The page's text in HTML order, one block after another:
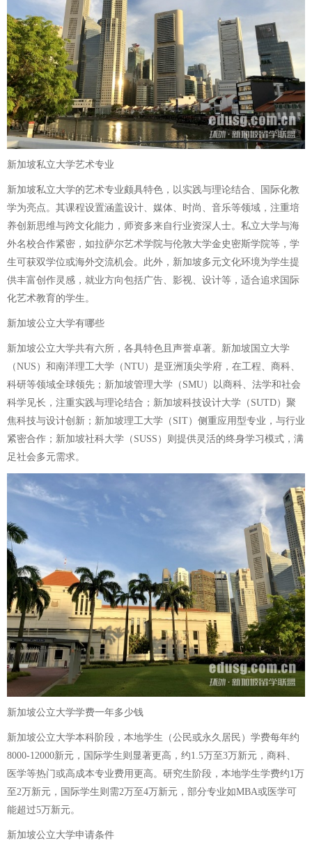
新加坡私立大学艺术专业
新加坡私立大学的艺术专业颇具特色，以实践与理论结合、国际化教
学为亮点。其课程设置涵盖设计、媒体、时尚、音乐等领域，注重培
养创新思维与跨文化能力，师资多来自行业资深人士。私立大学与海
外名校合作紧密，如拉萨尔艺术学院与伦敦大学金史密斯学院等，学
生可获双学位或海外交流机会。此外，新加坡多元文化环境为学生提
供丰富创作灵感，就业方向包括广告、影视、设计等，适合追求国际
化艺术教育的学生。
新加坡公立大学有哪些
新加坡公立大学共有六所，各具特色且声誉卓著。新加坡国立大学
（NUS）和南洋理工大学（NTU）是亚洲顶尖学府，在工程、商科、
科研等领域全球领先；新加坡管理大学（SMU）以商科、法学和社会
科学见长，注重实践与理论结合；新加坡科技设计大学（SUTD）聚
焦科技与设计创新；新加坡理工大学（SIT）侧重应用型专业，与行业
紧密合作；新加坡社科大学（SUSS）则提供灵活的终身学习模式，满
足社会多元需求。
新加坡公立大学学费一年多少钱
新加坡公立大学本科阶段，本地学生（公民或永久居民）学费每年约
8000-12000新元，国际学生则显著更高，约1.5万至3万新元，商科、
医学等热门或高成本专业费用更高。研究生阶段，本地学生学费约1万
至2万新元，国际学生则需2万至4万新元，部分专业如MBA或医学可
能超过5万新元。
新加坡公立大学申请条件